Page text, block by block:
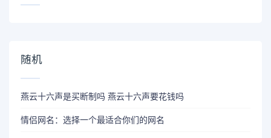
随机
燕云十六声是买断制吗 燕云十六声要花钱吗
情侣网名：选择一个最适合你们的网名